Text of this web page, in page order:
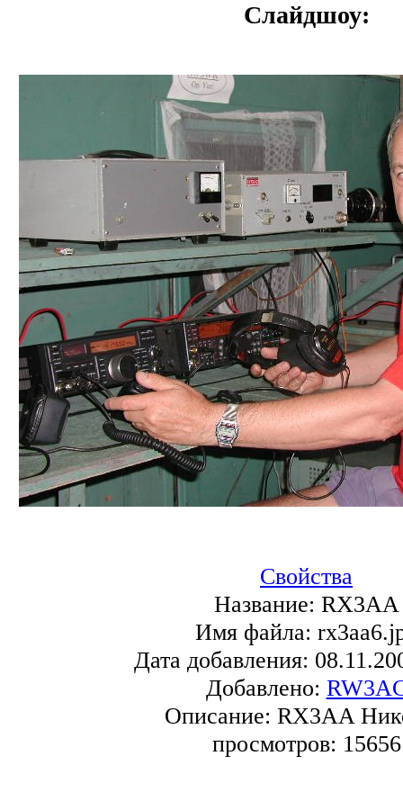
Слайдшоу:
Свойства
Название: RX3AA
Имя файла:
Дата добавления:
Добавлено:
Описание: RX3AA
просмотров: 15656